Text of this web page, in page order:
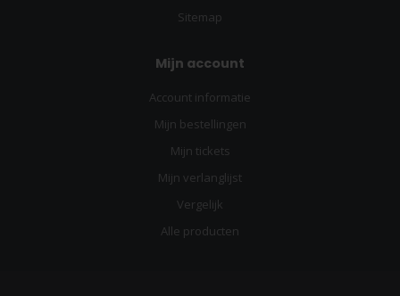
Sitemap
Mijn account
Account informatie
Mijn bestellingen
Mijn tickets
Mijn verlanglijst
Vergelijk
Alle producten